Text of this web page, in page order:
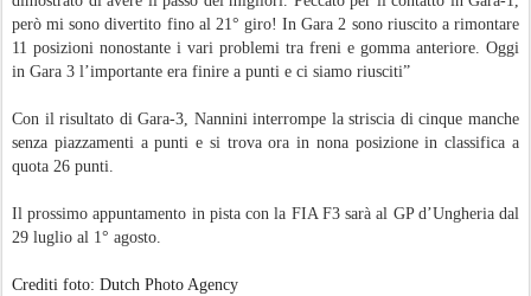
però mi sono divertito fino al 21° giro! In Gara 2 sono riuscito a rimontare
11 posizioni nonostante i vari problemi tra freni e gomma anteriore. Oggi
in Gara 3 l’importante era finire a punti e ci siamo riusciti”
Con il risultato di Gara-3, Nannini interrompe la striscia di cinque manche
senza piazzamenti a punti e si trova ora in nona posizione in classifica a
quota 26 punti.
Il prossimo appuntamento in pista con la FIA F3 sarà al GP d’Ungheria dal
29 luglio al 1° agosto.
Crediti foto: Dutch Photo Agency